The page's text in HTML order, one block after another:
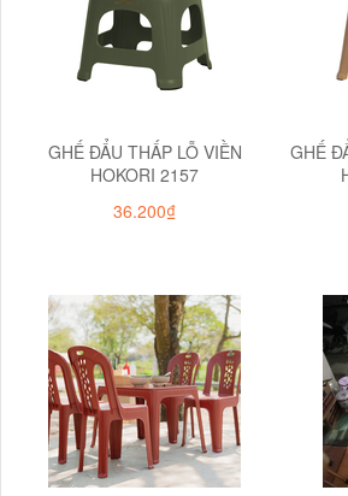
GHẾ ĐẨU THẤP LỖ VIỀN
HOKORI 2157
36.200₫
GHẾ